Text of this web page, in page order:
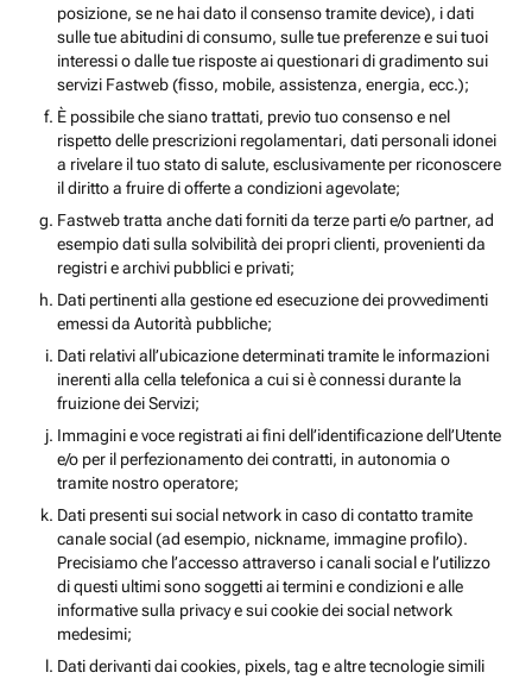
posizione, se ne hai dato il consenso tramite device), i dati
sulle tue abitudini di consumo, sulle tue preferenze e sui tuoi
interessi o dalle tue risposte ai questionari di gradimento sui
servizi Fastweb (fisso, mobile, assistenza, energia, ecc.);
È possibile che siano trattati, previo tuo consenso e nel
rispetto delle prescrizioni regolamentari, dati personali idonei
a rivelare il tuo stato di salute, esclusivamente per riconoscere
il diritto a fruire di offerte a condizioni agevolate;
Fastweb tratta anche dati forniti da terze parti e/o partner, ad
esempio dati sulla solvibilità dei propri clienti, provenienti da
registri e archivi pubblici e privati;
Dati pertinenti alla gestione ed esecuzione dei provvedimenti
emessi da Autorità pubbliche;
Dati relativi all’ubicazione determinati tramite le informazioni
inerenti alla cella telefonica a cui si è connessi durante la
fruizione dei Servizi;
Immagini e voce registrati ai fini dell’identificazione dell’Utente
e/o per il perfezionamento dei contratti, in autonomia o
tramite nostro operatore;
Dati presenti sui social network in caso di contatto tramite
canale social (ad esempio, nickname, immagine profilo).
Precisiamo che l’accesso attraverso i canali social e l’utilizzo
di questi ultimi sono soggetti ai termini e condizioni e alle
informative sulla privacy e sui cookie dei social network
medesimi;
Dati derivanti dai cookies, pixels, tag e altre tecnologie simili